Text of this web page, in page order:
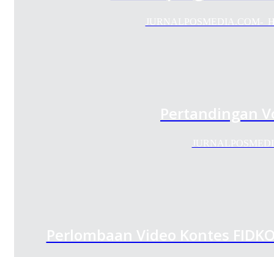
JURNALPOSMEDIA.COM-
Pertandingan
Perlombaan Video Kontes